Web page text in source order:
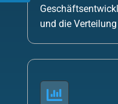
und die
